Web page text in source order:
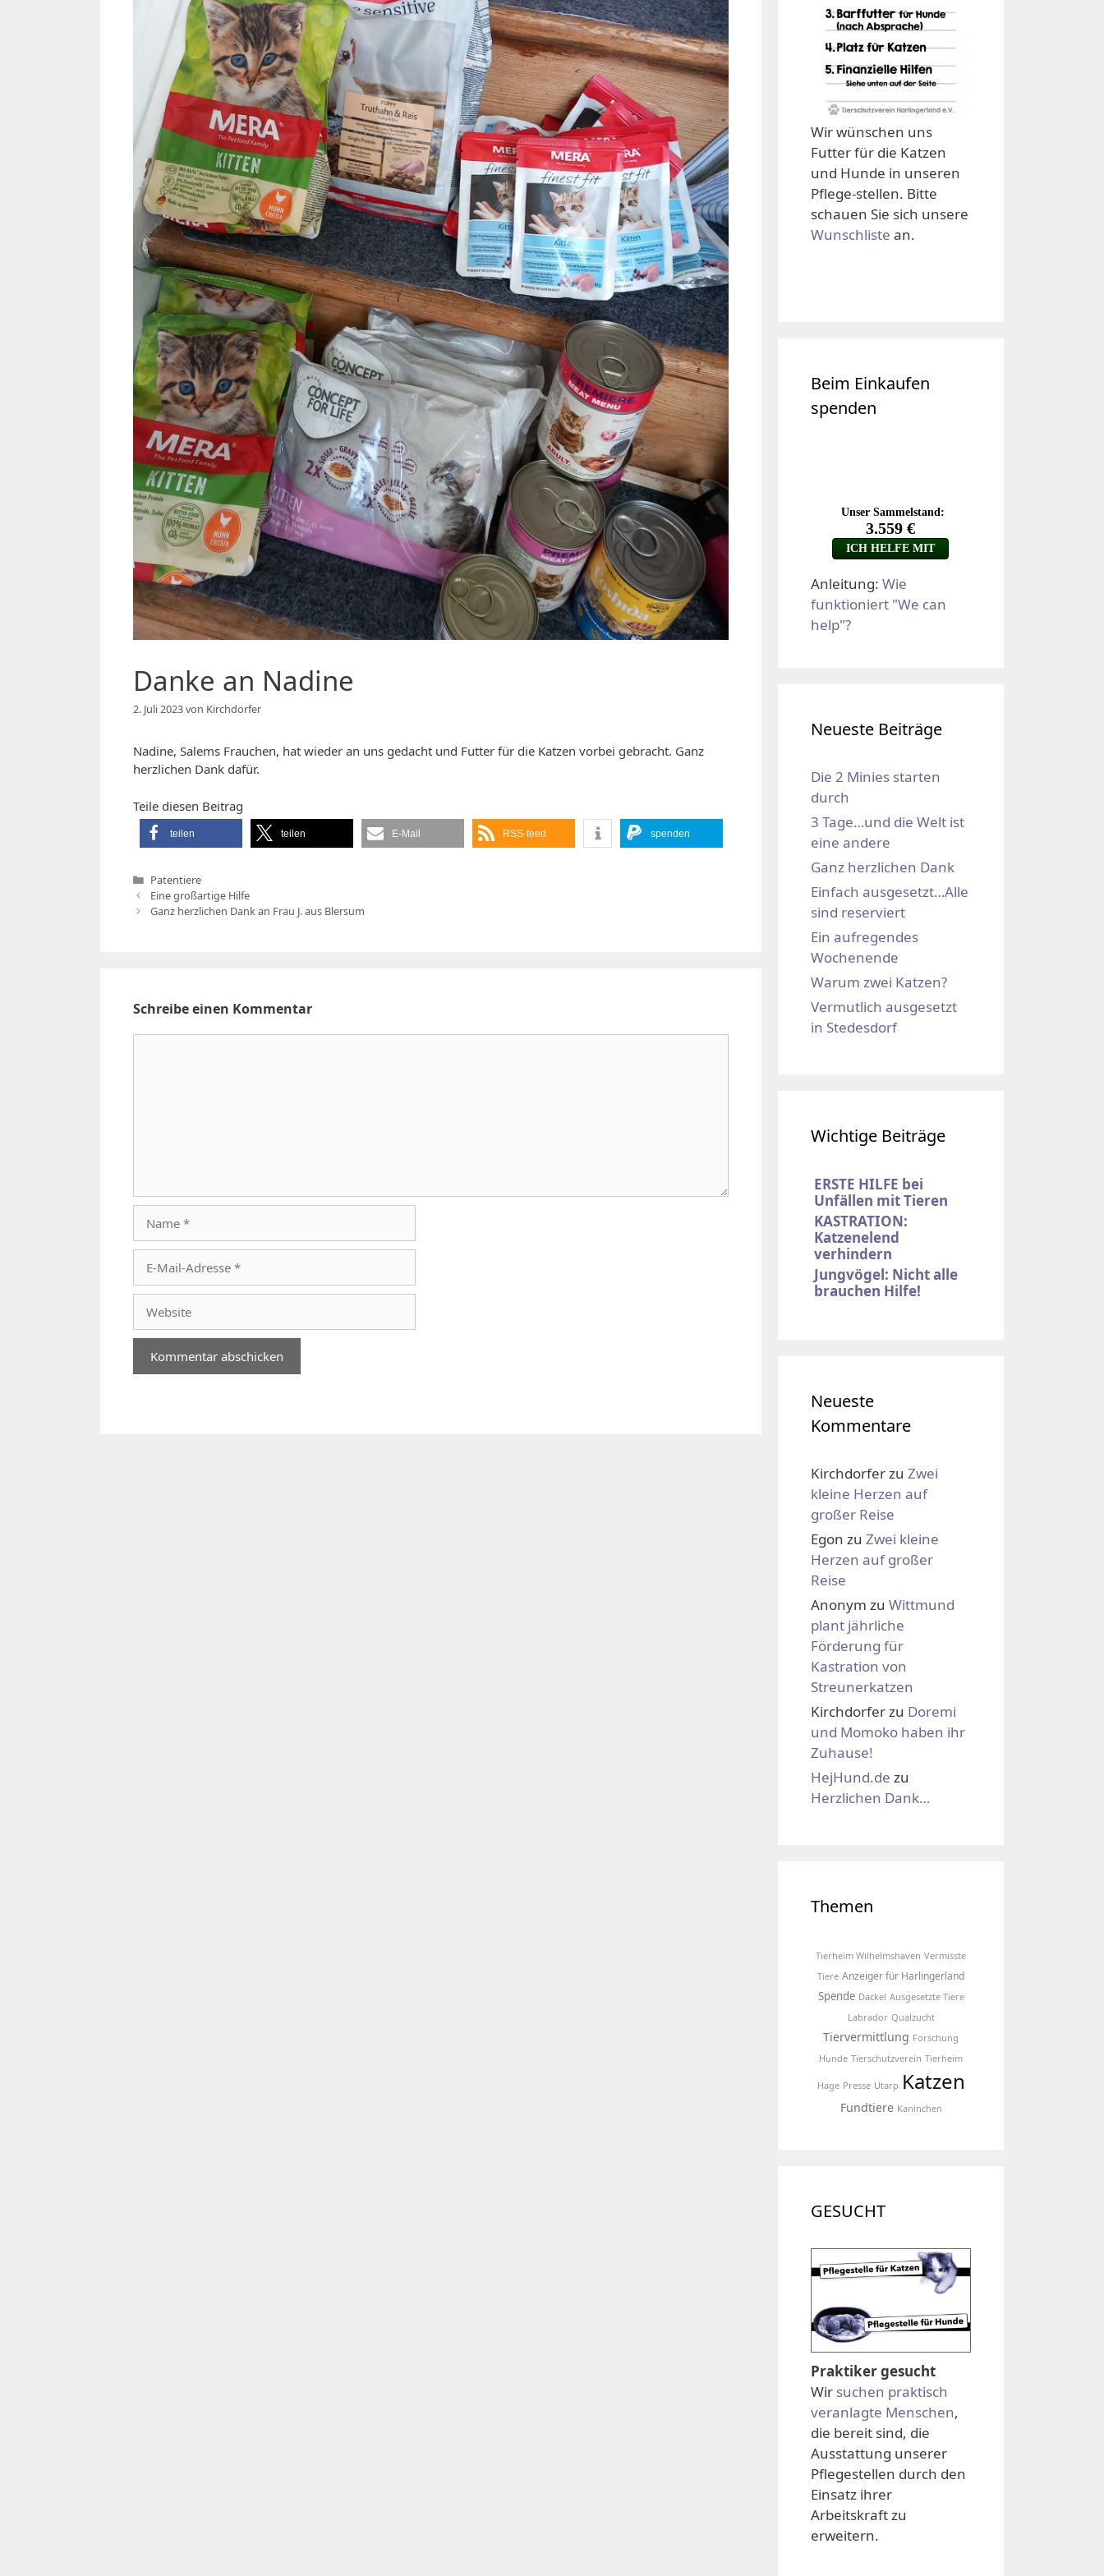
Danke an Nadine
2. Juli 2023von Kirchdorfer
Nadine, Salems Frauchen, hat wieder an uns gedacht und Futter für die Katzen vorbei gebracht. Ganz
herzlichen Dank dafür.
Teile diesen Beitrag
teilen teilen E-Mail RSS-feed spenden
Kategorien
Patentiere
Eine großartige Hilfe
Ganz herzlichen Dank an Frau J. aus Blersum
Schreibe einen Kommentar
Mail-
Adresse
Wir wünschen uns
Futter für die Katzen
und Hunde in unseren
Pflege-stellen. Bitte
schauen Sie sich unsere
Wunschliste an.
Beim Einkaufen
spenden
Anleitung: Wie
funktioniert "We can
help"?
Neueste Beiträge
Die 2 Minies starten
durch
3 Tage…und die Welt ist
eine andere
Ganz herzlichen Dank
Einfach ausgesetzt…Alle
sind reserviert
Ein aufregendes
Wochenende
Warum zwei Katzen?
Vermutlich ausgesetzt
in Stedesdorf
Wichtige Beiträge
ERSTE HILFE bei
Unfällen mit Tieren
KASTRATION:
Katzenelend
verhindern
Jungvögel: Nicht alle
brauchen Hilfe!
Neueste
Kommentare
Kirchdorferzu Zwei
kleine Herzen auf
großer Reise
Egon zu Zwei kleine
Herzen auf großer
Reise
Anonym zu Wittmund
plant jährliche
Förderung für
Kastration von
Streunerkatzen
Kirchdorferzu Doremi
und Momoko haben ihr
Zuhause!
HejHund.de zu
Herzlichen Dank…
Themen
Tierheim Wilhelmshaven Vermisste
Tiere Anzeiger für Harlingerland
Spende Dackel Ausgesetzte Tiere
Labrador Qualzucht
Tiervermittlung Forschung
Hunde Tierschutzverein Tierheim
Hage Presse Utarp Katzen
Fundtiere Kaninchen
GESUCHT
Praktiker gesucht
Wir suchen praktisch
veranlagte Menschen,
die bereit sind, die
Ausstattung unserer
Pflegestellen durch den
Einsatz ihrer
Arbeitskraft zu
erweitern.